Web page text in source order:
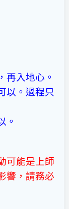
再入地心。
以。過程只
。
可能是上師
響，請務必